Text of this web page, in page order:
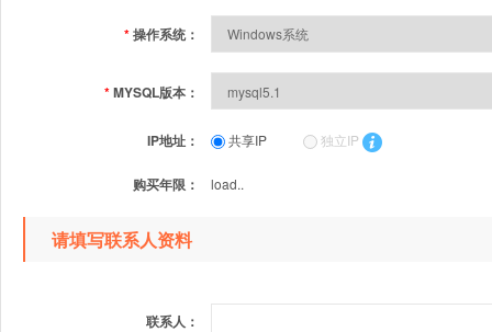
*操作系统：
*MYSQL版本：
IP地址： 共享IP 独立IP
购买年限： load..
请填写联系人资料
联系人：